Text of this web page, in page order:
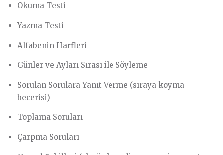
Okuma Testi
Yazma Testi
Alfabenin Harfleri
Günler ve Ayları Sırası ile Söyleme
Sorulan Sorulara Yanıt Verme (sıraya koyma
becerisi)
Toplama Soruları
Çarpma Soruları